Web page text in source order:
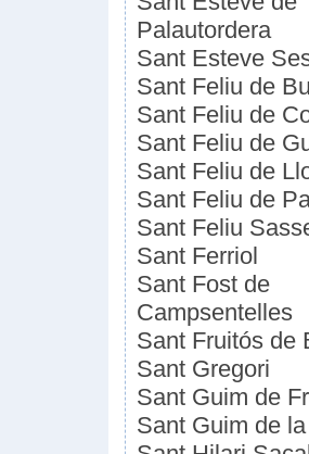
Palautordera
Sant Esteve
Sant Feliu de
Sant Feliu de
Sant Feliu de
Sant Feliu de
Sant Feliu de
Sant Feliu
Sant Ferriol
Sant Fost de
Campsentelles
Sant Fruitós de
Sant Gregori
Sant Guim de
Sant Guim de